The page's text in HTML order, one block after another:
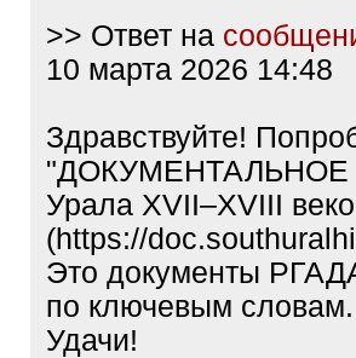
>> Ответ на
10 марта 2026 14:48
Здравствуйте!
"ДОКУМЕНТАЛЬНОЕ
Урала XVII–XVIII
(https://
Это документы
по ключевым словам.
Удачи!